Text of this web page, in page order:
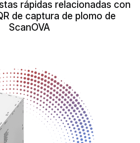
rápidas relacionadas con
de captura de plomo de
ScanOVA